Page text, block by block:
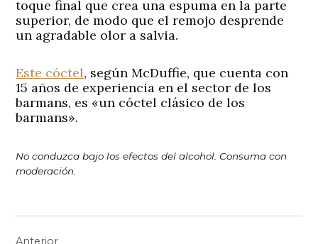
toque final que crea una espuma en la parte
superior, de modo que el remojo desprende
un agradable olor a salvia.
Este cóctel, según McDuffie, que cuenta con
15 años de experiencia en el sector de los
barmans, es «un cóctel clásico de los
barmans».
No conduzca bajo los efectos del alcohol. Consuma con
moderación.
Anterior